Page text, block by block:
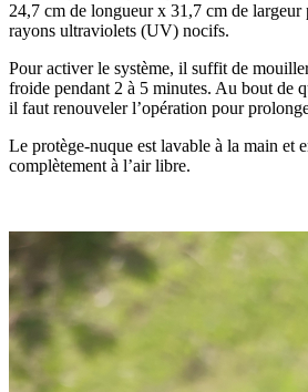
24,7 cm de longueur x 31,7 cm de largeur
rayons ultraviolets (UV) nocifs.
Pour activer le système, il suffit de
froide pendant 2 à 5 minutes. Au bout de
il faut renouveler l’opération pour
Le protège-nuque est lavable à la main et
complètement à l’air libre.